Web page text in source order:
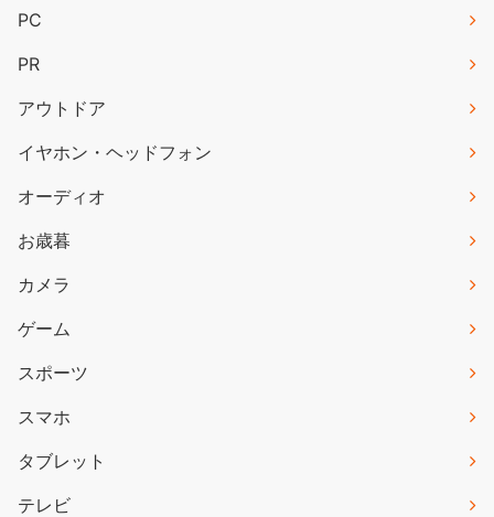
PC
PR
アウトドア
イヤホン・ヘッドフォン
オーディオ
お歳暮
カメラ
ゲーム
スポーツ
スマホ
タブレット
テレビ